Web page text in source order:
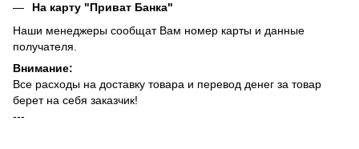
На карту "Приват Банка"
Наши менеджеры сообщат Вам номер карты и данные
получателя.
Внимание:
Все расходы на доставку товара и перевод денег за товар
берет на себя заказчик!
---